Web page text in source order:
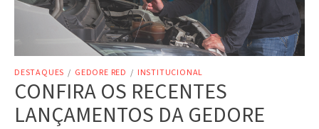
DESTAQUES / GEDORE RED / INSTITUCIONAL
CONFIRA OS RECENTES
LANÇAMENTOS DA GEDORE